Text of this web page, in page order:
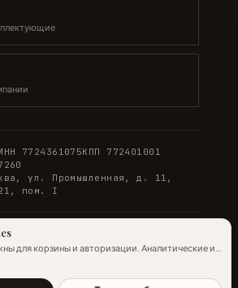
7724361075КПП 772401001
ул. Промышленная, д. 11,
пом. I
Все права защищены.
для корзины и авторизации. Аналитические и
сайт.